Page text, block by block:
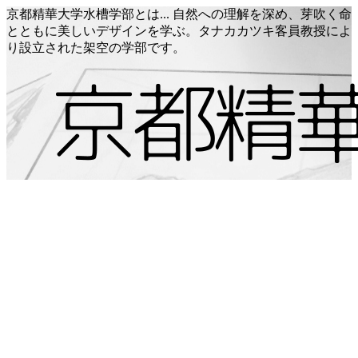
京都精華大学水槽学部とは... 自然への理解を深め、芽吹く命
とともに美しいデザインを学ぶ。タナカカツキ客員教授によ
り設立された架空の学部です。